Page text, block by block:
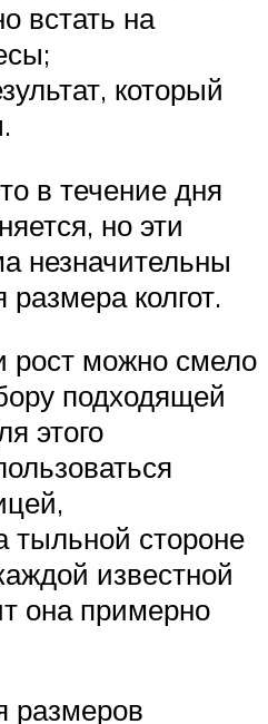
встать на
который
в течение дня
но эти
незначительны
колгот.
рост можно смело
подходящей
этого
тыльной стороне
известной
она примерно
размеров